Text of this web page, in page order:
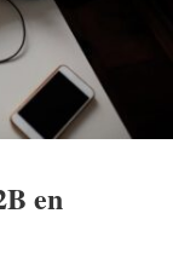
en